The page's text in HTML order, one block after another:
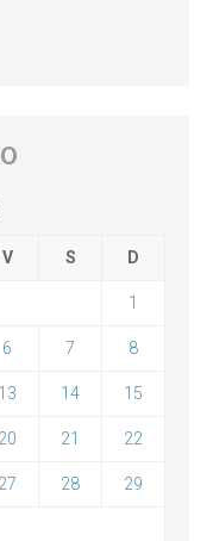
V S D
1
6 7 8
13 14 15
20 21 22
27 28 29